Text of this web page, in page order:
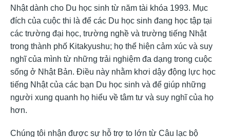
Nhật dành cho Du học sinh từ năm tài khóa 1993. Mục
đích của cuộc thi là để các Du học sinh đang học tập tại
các trường đại học, trường nghề và trường tiếng Nhật
trong thành phố Kitakyushu; họ thể hiện cảm xúc và suy
nghĩ của mình từ những trải nghiệm đa dạng trong cuộc
sống ở Nhật Bản. Điều này nhằm khơi dậy động lực học
tiếng Nhật của các bạn Du học sinh và để giúp những
người xung quanh họ hiểu về tâm tư và suy nghĩ của họ
hơn.
Chúng tôi nhận được sự hỗ trợ to lớn từ Câu lạc bộ